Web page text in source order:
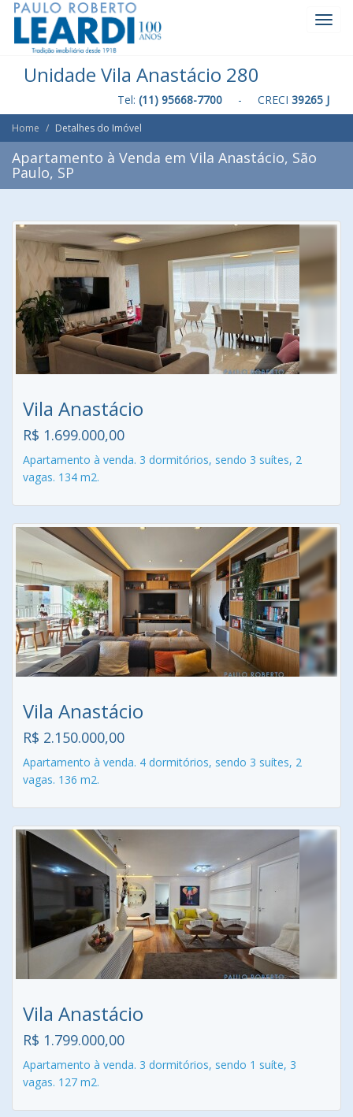
Unidade Vila Anastácio 280
Tel: (11) 95668-7700 - CRECI 39265 J
Home Detalhes do Imóvel
Apartamento à Venda em Vila Anastácio, São
Paulo, SP
Vila Anastácio
R$ 1.699.000,00
Apartamento à venda. 3 dormitórios, sendo 3 suítes, 2
vagas. 134 m2.
Vila Anastácio
R$ 2.150.000,00
Apartamento à venda. 4 dormitórios, sendo 3 suítes, 2
vagas. 136 m2.
Vila Anastácio
R$ 1.799.000,00
Apartamento à venda. 3 dormitórios, sendo 1 suíte, 3
vagas. 127 m2.